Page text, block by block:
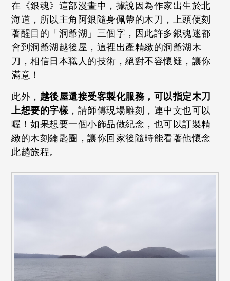
在《銀魂》這部漫畫中，據說因為作家出生於北
海道，所以主角阿銀隨身佩帶的木刀，上頭便刻
著醒目的「洞爺湖」三個字，因此許多銀魂迷都
會到洞爺湖越後屋，這裡出產精緻的洞爺湖木
刀，相信日本職人的技術，絕對不容懷疑，讓你
滿意！
此外， 越後屋還接受客製化服務，可以指定木刀
上想要的字樣，請師傅現場雕刻，連中文也可以
喔！如果想要一個小飾品做紀念，也可以訂製精
緻的木刻鑰匙圈，讓你回家後隨時能看著他懷念
此趟旅程。